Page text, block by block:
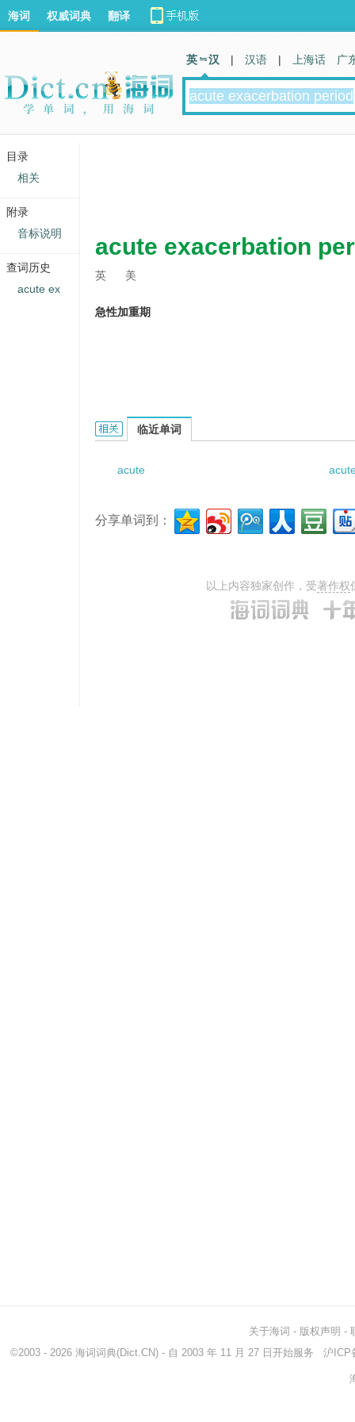
acute exacerbation
英 美
急性加重期
Acute exacerbation period的相关资料：
临近单词
acute
分享单词到：
以上内容独家创作，受著作权
海词 权威词典 翻译
英 汉 | 汉语 | 上海话 广
关于海词 - 版权声明 -
©2003 - 2026 海词词典(Dict.CN) - 自 2003 年 11 月 27 日开始服务 沪ICP
目录
相关
附录
音标说明
查词历史
acute ex